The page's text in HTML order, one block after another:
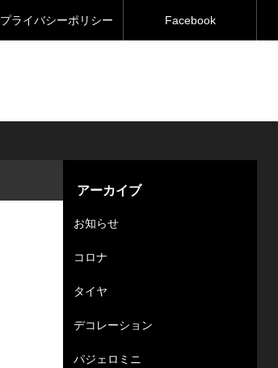
プライバシーポリシー Facebook
アーカイブ
お知らせ
コロナ
タイヤ
デコレーション
パジェロミニ